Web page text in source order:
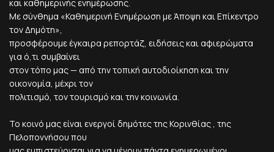
και καθημερινής ενημέρωσης.
Με σύνθημα «Καθημερινή Ενημέρωση με Άποψη και Επίκεντρο
τον Δημότη»,
προσφέρουμε έγκαιρα ρεπορτάζ, ειδήσεις και αφιερώματα
για ό,τι συμβαίνει
στον τόπο μας — από την τοπική αυτοδιοίκηση και την
οικονομία, μέχρι τον
πολιτισμό, τον τουρισμό και την κοινωνία.
Το κοινό μας είναι ενεργοί δημότες της Κορινθίας , της
Πελοποννήσου που